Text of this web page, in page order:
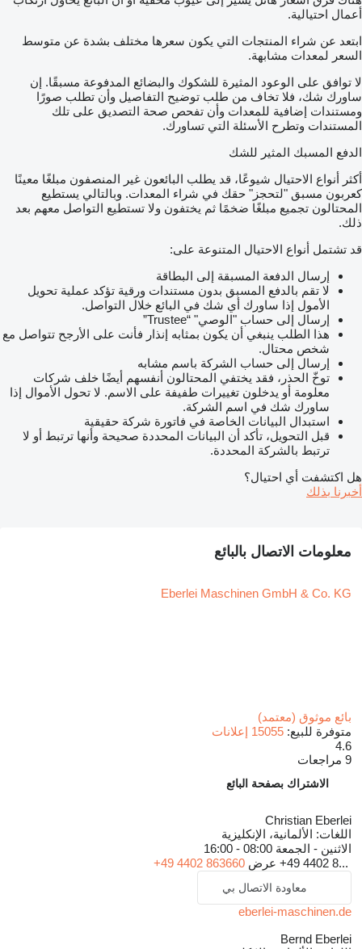
أعمال احتيالية.
ابتعد عن شراء المنتجات التي يكون سعرها مختلف بشدة عن متوسط
السعر لمعدات مشابهة.
لا توافق على الوعود المثيرة للشكوك والبضائع المدفوعة مسبقًا. إن
ساورك شك، فلا تخاف من طلب توضيح التفاصيل وأن تطلب صورًا
ومستندات إضافية للمعدات وأن تفحص صحة التصديق على تلك
المستندات وتطرح الأسئلة التي تساورك.
الدفع المسبك المثير للشك
أكثر أنواع الاحتيال شيوعًا، قد يطلب البائعون غير المنصفون مبلغًا معينًا
كعربون مسبق "لتحجز" حقك في شراء المعدات. وبالتالي يستطيع
المحتالون تجميع مبلغًا ضخمًا ثم يختفون ولا تستطيع التواصل معهم بعد
ذلك.
قد تشتمل أنواع الاحتيال المتنوعة على:
إرسال الدفعة المسبقة إلى البطاقة
لا تقم بالدفع المسبق بدون مستندات ورقية تؤكد عملية تحويل
الأمول إذا ساورك أي شك في البائع خلال التواصل.
إرسال إلى حساب "الوصي" “Trustee”
هذا الطلب ينبغي أن يكون بمثابه إنذار فأنت على الأرجح تتواصل مع
شخص محتال.
إرسال إلى حساب الشركة باسم مشابه
توخّ الحذر، فقد يختفي المحتالون أنفسهم أيضًا خلف شركات
معلومة أو يدخلون تغييرات طفيفة على الاسم. لا تحول الأموال إذا
ساورك شك في اسم الشركة.
استبدال البيانات الخاصة في فاتورة شركة حقيقية
قبل التحويل، تأكد أن البيانات المحددة صحيحة وأنها ترتبط أو لا
ترتبط بالشركة المحددة.
هل اكتشفت أي احتيال؟
أخبرنا بذلك
معلومات الاتصال بالبائع
Eberlei Maschinen GmbH & Co. KG
بائع موثوق (معتمد)
متوفرة للبيع: 15055 إعلانات
4.6
9 مراجعات
الاشتراك بصفحة البائع
Christian Eberlei
اللغات: الألمانية، الإنكليزية
الاثنين - الجمعة 08:00 - 16:00
+49 4402 8... عرض +49 4402 863660
معاودة الاتصال بي
eberlei-maschinen.de
Bernd Eberlei